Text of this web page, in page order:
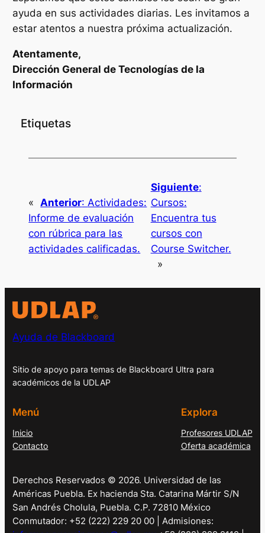
ayuda en sus actividades diarias. Les invitamos a
estar atentos a nuestra próxima actualización.
Atentamente,
Dirección General de Tecnologías de la
Información
Etiquetas
« Anterior:Actividades:
Informe de evaluación
con rúbrica para las
actividades calificadas.
Siguiente:
Cursos:
Encuentra tus
cursos con
Course Switcher.
»
Ayuda de Blackboard
Sitio de apoyo para temas de Blackboard Ultra para
académicos de la UDLAP
Menú
Inicio
Contacto
Explora
Profesores UDLAP
Oferta académica
Derechos Reservados © 2026. Universidad de las
Américas Puebla. Ex hacienda Sta. Catarina Mártir S/N
San Andrés Cholula, Puebla. C.P. 72810 México
Conmutador: +52 (222) 229 20 00 | Admisiones: